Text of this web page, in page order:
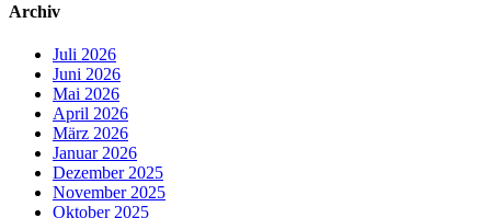
Archiv
Juli 2026
Juni 2026
Mai 2026
April 2026
März 2026
Januar 2026
Dezember 2025
November 2025
Oktober 2025